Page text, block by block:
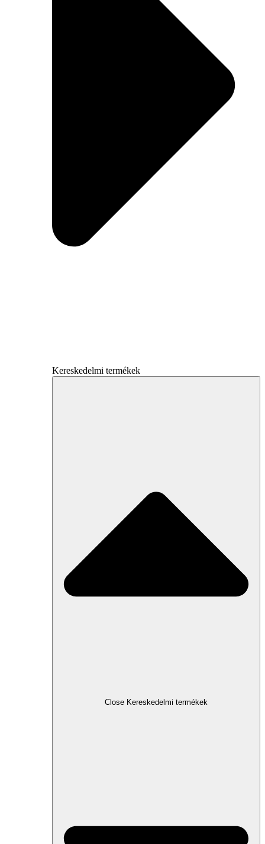
Kereskedelmi termékek
Close Kereskedelmi termékek